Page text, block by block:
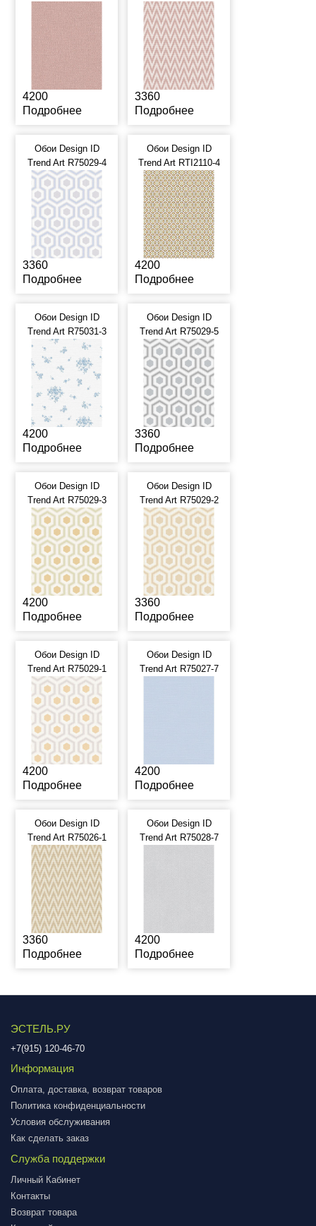
4200
Подробнее
3360
Подробнее
Обои Design ID
Trend Art R75029-4
3360
Подробнее
Обои Design ID
Trend Art RTI2110-4
4200
Подробнее
Обои Design ID
Trend Art R75031-3
4200
Подробнее
Обои Design ID
Trend Art R75029-5
3360
Подробнее
Обои Design ID
Trend Art R75029-3
4200
Подробнее
Обои Design ID
Trend Art R75029-2
3360
Подробнее
Обои Design ID
Trend Art R75029-1
4200
Подробнее
Обои Design ID
Trend Art R75027-7
4200
Подробнее
Обои Design ID
Trend Art R75026-1
3360
Подробнее
Обои Design ID
Trend Art R75028-7
4200
Подробнее
ЭСТЕЛЬ.РУ
+7(915) 120-46-70
Информация
Оплата, доставка, возврат товаров
Политика конфиденциальности
Условия обслуживания
Как сделать заказ
Служба поддержки
Личный Кабинет
Контакты
Возврат товара